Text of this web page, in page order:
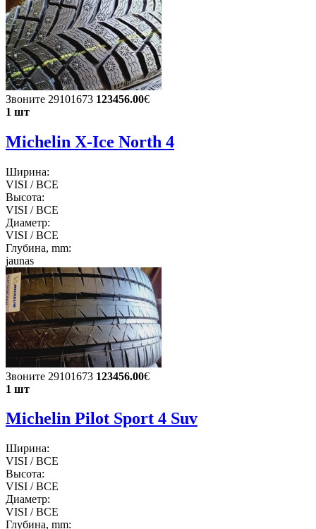
Звоните 29101673 123456.00€
1 шт
Michelin X-Ice North 4
Ширина:
VISI / ВСЕ
Высота:
VISI / ВСЕ
Диаметр:
VISI / ВСЕ
Глубина, mm:
jaunas
Звоните 29101673 123456.00€
1 шт
Michelin Pilot Sport 4 Suv
Ширина:
VISI / ВСЕ
Высота:
VISI / ВСЕ
Диаметр:
VISI / ВСЕ
Глубина, mm: